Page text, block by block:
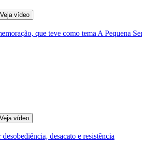
Veja vídeo
que teve como tema A Pequena
Veja vídeo
desacato e resistência